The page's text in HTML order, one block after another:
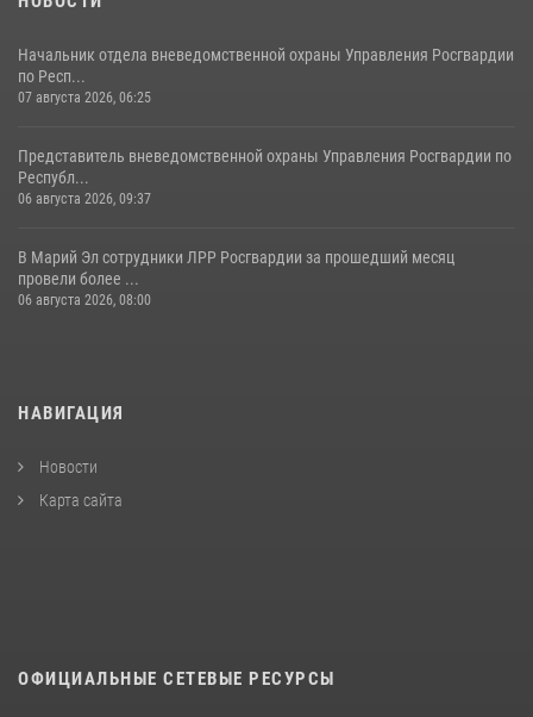
Начальник отдела вневедомственной охраны Управления Росгвардии
по Респ...
07 августа 2026, 06:25
Представитель вневедомственной охраны Управления Росгвардии по
Республ...
06 августа 2026, 09:37
В Марий Эл сотрудники ЛРР Росгвардии за прошедший месяц
провели более ...
06 августа 2026, 08:00
НАВИГАЦИЯ
Новости
Карта сайта
ОФИЦИАЛЬНЫЕ СЕТЕВЫЕ РЕСУРСЫ